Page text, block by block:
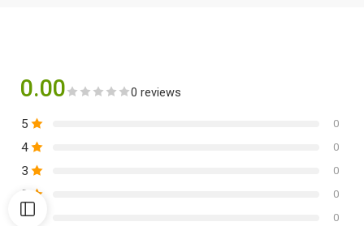
0.00 0 reviews
5 0
4 0
3 0
2 0
1 0